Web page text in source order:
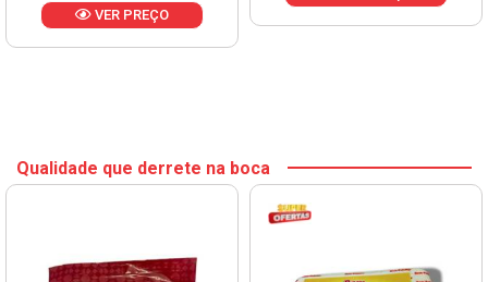
VER PREÇO
Qualidade que derrete na boca